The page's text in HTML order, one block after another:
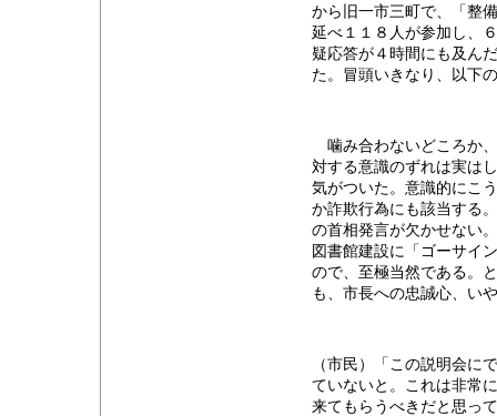
から旧一市三町で、「整
延べ１１８人が参加し、
疑応答が４時間にも及ん
た。冒頭いきなり、以下
噛み合わないどころか
対する意識のずれは実は
気がついた。意識的にこ
か詐欺行為にも該当する
の首相発言が欠かせない
図書館建設に「ゴーサイ
ので、至極当然である。
も、市長への忠誠心、い
（市民）「この説明会に
ていないと。これは非常
来てもらうべきだと思っ